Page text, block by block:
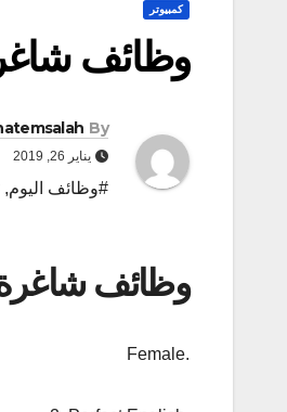
كمبيوتر
وظائف
By
يناير 26, 2019
#وظائف اليوم,
وظائف
Female.